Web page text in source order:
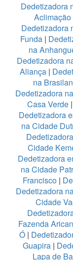
Dedetizadora
Aclimação
Dedetizadora
Funda|
na
Dedetizadora
Aliança |
na
Dedetizadora
Casa Verde |
Dedetizadora
na Cidade
Cidade
Dedetizadora
na Cidade
Francisco |
Dedetizadora
Cidade
Fazenda
Ó |
Guapira|
Lapa de